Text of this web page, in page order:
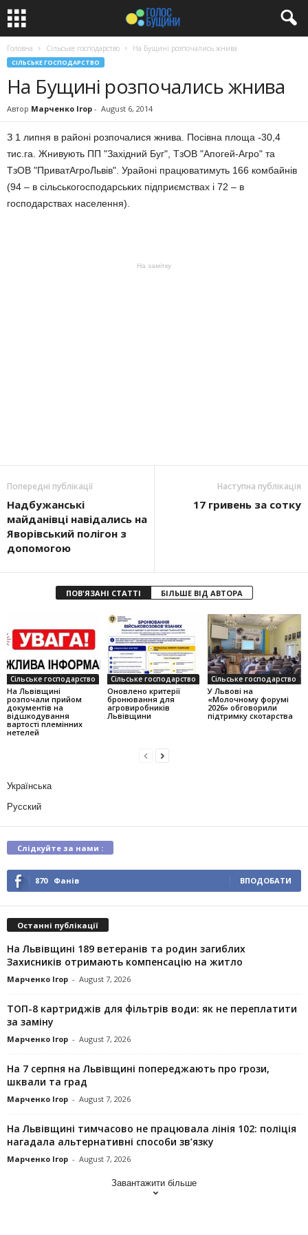
Головна Сільське господарство На Бущині розпочались жнива
СІЛЬСЬКЕ ГОСПОДАРСТВО
На Бущині розпочались жнива
Автор Марченко Ігор - August 6, 2014
З 1 липня в районі розпочалися жнива. Посівна площа -30,4
тис.га. Жнивують ПП "Західний Буг", ТзОВ "Апогей-Агро" та
ТзОВ "ПриватАгроЛьвів". Урайоні працюватимуть 166 комбайнів
(94 – в сільськогосподарських підприємствах і 72 – в
господарствах населення).
На замітку
Попередні публікації
Надбужанські
майданівці навідались на
Яворівський полігон з
допомогою
Наступна публікація
17 гривень за сотку
ПОВ'ЯЗАНІ СТАТТІ БІЛЬШЕ ВІД АВТОРА
Сільське господарство
На Львівщині
розпочали прийом
документів на
відшкодування
вартості племінних
нетелей
Сільське господарство
Оновлено критерії
бронювання для
агровиробників
Львівщини
Сільське господарство
У Львові на
«Молочному форумі
2026» обговорили
підтримку скотарства
Українська
Русский
Слідкуйте за нами :
870 Фанів ВПОДОБАТИ
Останні публікації
На Львівщині 189 ветеранів та родин загиблих
Захисників отримають компенсацію на житло
Марченко Ігор - August 7, 2026
ТОП-8 картриджів для фільтрів води: як не переплатити
за заміну
Марченко Ігор - August 7, 2026
На 7 серпня на Львівщині попереджають про грози,
шквали та град
Марченко Ігор - August 7, 2026
На Львівщині тимчасово не працювала лінія 102: поліція
нагадала альтернативні способи зв’язку
Марченко Ігор - August 7, 2026
Завантажити більше